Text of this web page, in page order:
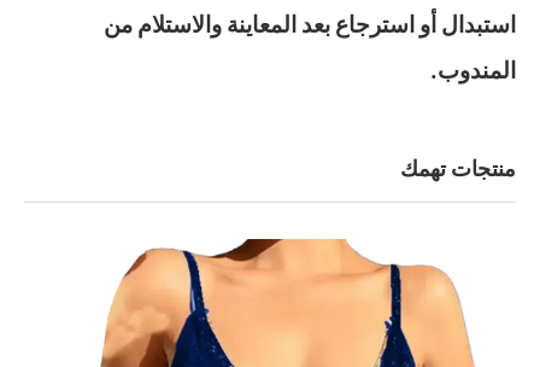
استبدال أو استرجاع بعد المعاينة والاستلام من
المندوب.
منتجات تهمك